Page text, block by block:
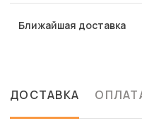
Ближайшая доставка
ДОСТАВКА